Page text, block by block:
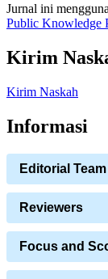
Jurnal ini
Public Knowledge
Kirim
Kirim Naskah
Informasi
Editorial Team
Reviewers
Focus and